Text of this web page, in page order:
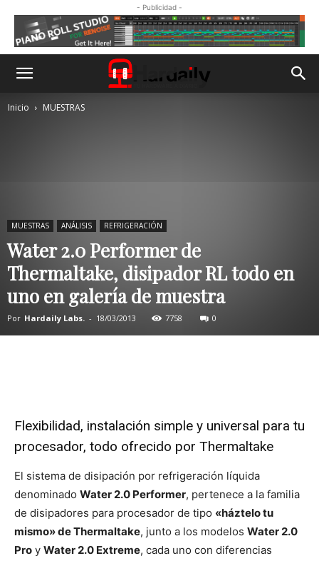
- Publicidad -
Inicio MUESTRAS
MUESTRAS ANÁLISIS REFRIGERACIÓN
Water 2.0 Performer de
Thermaltake, disipador RL todo en
uno en galería de muestra
Por Hardaily Labs. - 18/03/2013 7758 0
Flexibilidad, instalación simple y universal para tu
procesador, todo ofrecido por Thermaltake
El sistema de disipación por refrigeración líquida
denominado Water 2.0 Performer, pertenece a la familia
de disipadores para procesador de tipo «háztelo tu
mismo» de Thermaltake, junto a los modelos Water 2.0
Pro y Water 2.0 Extreme, cada uno con diferencias